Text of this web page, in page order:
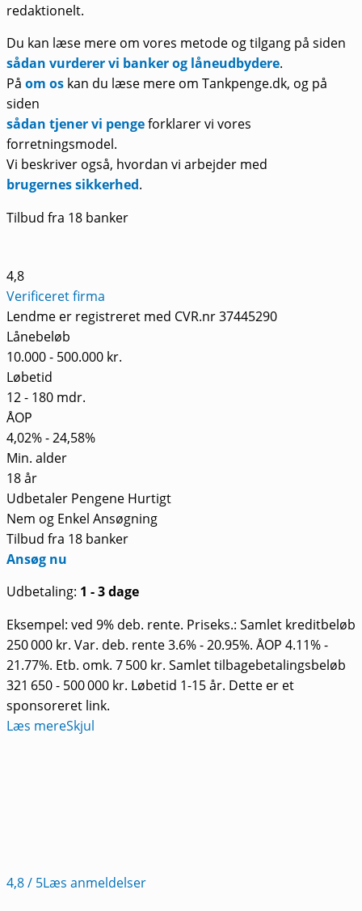
redaktionelt.
Du kan læse mere om vores metode og tilgang på siden
sådan vurderer vi banker og låneudbydere.
På om os kan du læse mere om Tankpenge.dk, og på
siden
sådan tjener vi pengeforklarer vi vores
forretningsmodel.
Vi beskriver også, hvordan vi arbejder med
brugernes sikkerhed.
Tilbud fra 18 banker
4,8
Verificeret firma
Lendme er registreret med CVR.nr 37445290
Lånebeløb
10.000 - 500.000 kr.
Løbetid
12 - 180 mdr.
ÅOP
4,02% - 24,58%
Min. alder
18 år
Udbetaler Pengene Hurtigt
Nem og Enkel Ansøgning
Tilbud fra 18 banker
Ansøg nu
Udbetaling: 1 - 3 dage
Eksempel: ved 9% deb. rente. Priseks.: Samlet kreditbeløb
250 000 kr. Var. deb. rente 3.6% - 20.95%. ÅOP 4.11% -
21.77%. Etb. omk. 7 500 kr. Samlet tilbagebetalingsbeløb
321 650 - 500 000 kr. Løbetid 1-15 år. Dette er et
sponsoreret link.
Læs mereSkjul
4,8/ 5Læs anmeldelser